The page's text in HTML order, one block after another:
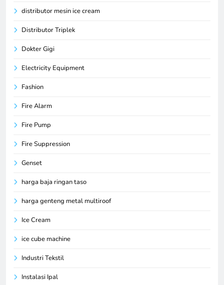
distributor mesin ice cream
Distributor Triplek
Dokter Gigi
Electricity Equipment
Fashion
Fire Alarm
Fire Pump
Fire Suppression
Genset
harga baja ringan taso
harga genteng metal multiroof
Ice Cream
ice cube machine
Industri Tekstil
Instalasi Ipal